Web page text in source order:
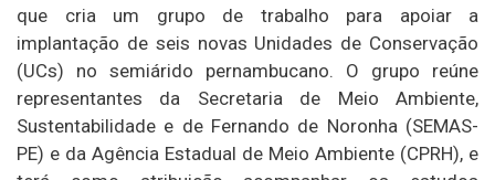
que cria um grupo de trabalho para apoiar a
implantação de seis novas Unidades de Conservação
(UCs) no semiárido pernambucano. O grupo reúne
representantes da Secretaria de Meio Ambiente,
Sustentabilidade e de Fernando de Noronha (SEMAS-
PE) e da Agência Estadual de Meio Ambiente (CPRH), e